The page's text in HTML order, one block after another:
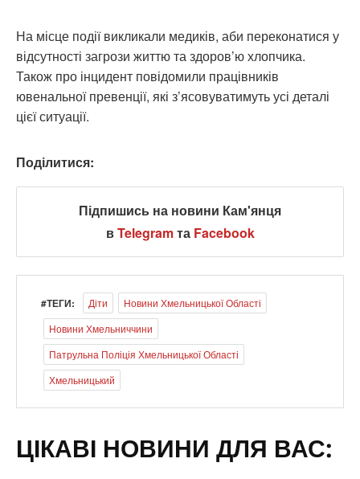
На місце події викликали медиків, аби переконатися у
відсутності загрози життю та здоров’ю хлопчика.
Також про інцидент повідомили працівників
ювенальної превенції, які з’ясовуватимуть усі деталі
цієї ситуації.
Поділитися:
Підпишись на новини Кам'янця
вTelegramта Facebook
#ТЕГИ: Діти
Новини Хмельницької Області
Новини Хмельниччини
Патрульна Поліція Хмельницької Області
Хмельницький
ЦІКАВІ НОВИНИ ДЛЯ ВАС: